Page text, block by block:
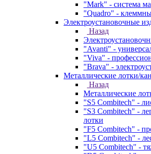
"Mark" - система
"Quadro" -
Электроустановочные
Назад
"Avanti" -
"Viva" -
"Brava" -
Металлические лотки/
Назад
Металлические
"S5 Combitech" -
"S3 Combitech" -
лотки
"F5 Combitech" -
"L5 Combitech" -
"U5 Combitech" -